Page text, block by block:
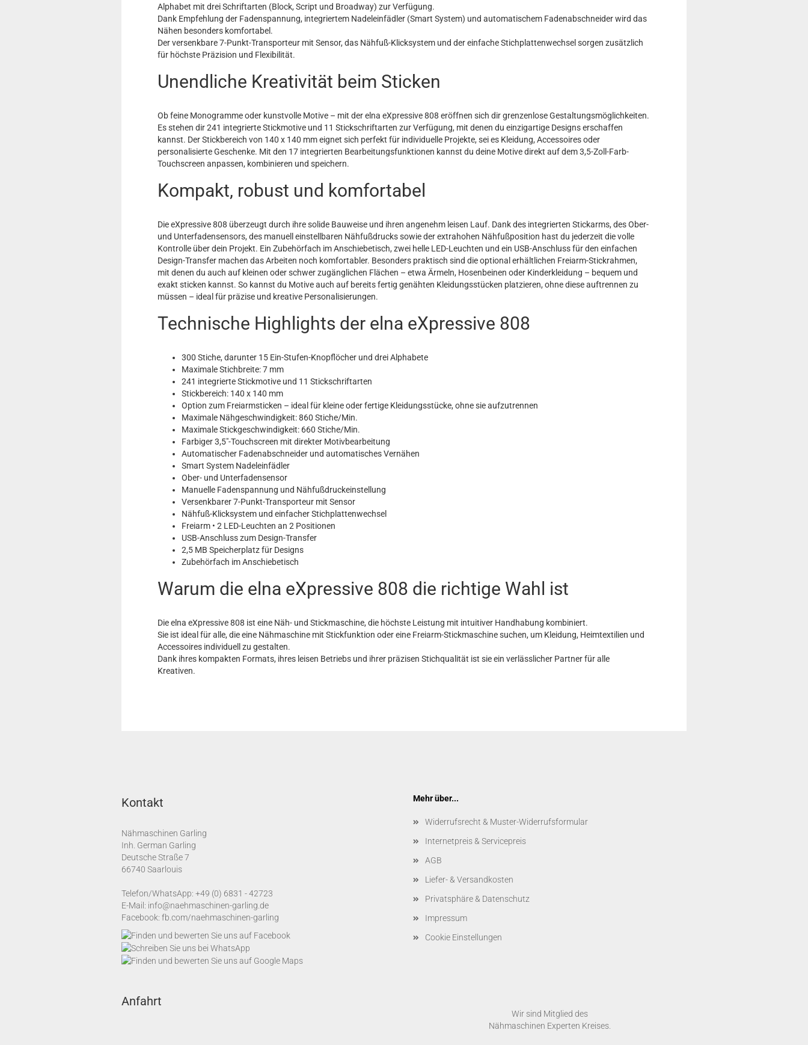
Alphabet mit drei Schriftarten (Block, Script und Broadway) zur Verfügung.
Dank Empfehlung der Fadenspannung, integriertem Nadeleinfädler (Smart System) und automatischem Fadenabschneider wird das
Nähen besonders komfortabel.
Der versenkbare 7-Punkt-Transporteur mit Sensor, das Nähfuß-Klicksystem und der einfache Stichplattenwechsel sorgen zusätzlich
für höchste Präzision und Flexibilität.
Unendliche Kreativität beim Sticken
Ob feine Monogramme oder kunstvolle Motive – mit der elna eXpressive 808 eröffnen sich dir grenzenlose Gestaltungsmöglichkeiten.
Es stehen dir 241 integrierte Stickmotive und 11 Stickschriftarten zur Verfügung, mit denen du einzigartige Designs erschaffen
kannst. Der Stickbereich von 140 x 140 mm eignet sich perfekt für individuelle Projekte, sei es Kleidung, Accessoires oder
personalisierte Geschenke. Mit den 17 integrierten Bearbeitungsfunktionen kannst du deine Motive direkt auf dem 3,5-Zoll-Farb-
Touchscreen anpassen, kombinieren und speichern.
Kompakt, robust und komfortabel
Die eXpressive 808 überzeugt durch ihre solide Bauweise und ihren angenehm leisen Lauf. Dank des integrierten Stickarms, des Ober-
und Unterfadensensors, des manuell einstellbaren Nähfußdrucks sowie der extrahohen Nähfußposition hast du jederzeit die volle
Kontrolle über dein Projekt. Ein Zubehörfach im Anschiebetisch, zwei helle LED-Leuchten und ein USB-Anschluss für den einfachen
Design-Transfer machen das Arbeiten noch komfortabler. Besonders praktisch sind die optional erhältlichen Freiarm-Stickrahmen,
mit denen du auch auf kleinen oder schwer zugänglichen Flächen – etwa Ärmeln, Hosenbeinen oder Kinderkleidung – bequem und
exakt sticken kannst. So kannst du Motive auch auf bereits fertig genähten Kleidungsstücken platzieren, ohne diese auftrennen zu
müssen – ideal für präzise und kreative Personalisierungen.
Technische Highlights der elna eXpressive 808
300 Stiche, darunter 15 Ein-Stufen-Knopflöcher und drei Alphabete
Maximale Stichbreite: 7 mm
241 integrierte Stickmotive und 11 Stickschriftarten
Stickbereich: 140 x 140 mm
Option zum Freiarmsticken – ideal für kleine oder fertige Kleidungsstücke, ohne sie aufzutrennen
Maximale Nähgeschwindigkeit: 860 Stiche/Min.
Maximale Stickgeschwindigkeit: 660 Stiche/Min.
Farbiger 3,5"-Touchscreen mit direkter Motivbearbeitung
Automatischer Fadenabschneider und automatisches Vernähen
Smart System Nadeleinfädler
Ober- und Unterfadensensor
Manuelle Fadenspannung und Nähfußdruckeinstellung
Versenkbarer 7-Punkt-Transporteur mit Sensor
Nähfuß-Klicksystem und einfacher Stichplattenwechsel
Freiarm • 2 LED-Leuchten an 2 Positionen
USB-Anschluss zum Design-Transfer
2,5 MB Speicherplatz für Designs
Zubehörfach im Anschiebetisch
Warum die elna eXpressive 808 die richtige Wahl ist
Die elna eXpressive 808 ist eine Näh- und Stickmaschine, die höchste Leistung mit intuitiver Handhabung kombiniert.
Sie ist ideal für alle, die eine Nähmaschine mit Stickfunktion oder eine Freiarm-Stickmaschine suchen, um Kleidung, Heimtextilien und
Accessoires individuell zu gestalten.
Dank ihres kompakten Formats, ihres leisen Betriebs und ihrer präzisen Stichqualität ist sie ein verlässlicher Partner für alle
Kreativen.
Kontakt
Nähmaschinen Garling
Inh. German Garling
Deutsche Straße 7
66740 Saarlouis
Telefon/WhatsApp: +49 (0) 6831 - 42723
E-Mail: info@naehmaschinen-garling.de
Facebook: fb.com/naehmaschinen-garling
Mehr über...
Widerrufsrecht & Muster-Widerrufsformular
Internetpreis & Servicepreis
AGB
Liefer- & Versandkosten
Privatsphäre & Datenschutz
Impressum
Cookie Einstellungen
Anfahrt
Wir sind Mitglied des
Nähmaschinen Experten Kreises.